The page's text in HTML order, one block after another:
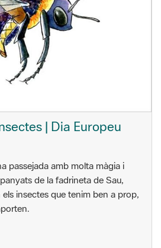
| Dia Europeu
passejada amb molta màgia i
de la fadrineta de Sau,
insectes que tenim ben a prop,